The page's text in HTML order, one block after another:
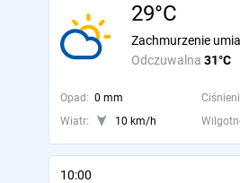
29°C
Odczuwalna 31°C
Zachmurzenie
Opad: 0 mm
Wiatr:
10 km/h
10:00